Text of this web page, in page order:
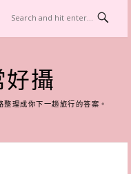
好攝
理成你下一趟旅行的答案。